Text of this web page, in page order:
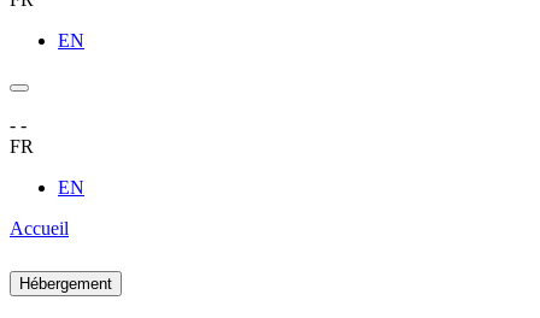
EN
- -
FR
EN
Accueil
Hébergement